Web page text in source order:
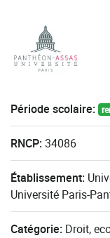
Période scolaire:
RNCP: 34086
Établissement:
Université Paris-
Catégorie: Droit,